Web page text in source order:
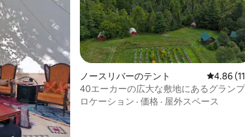
ノースリバーのテント レビュ
4.86
40エーカーの広大な敷地にあるグランプ
ベルニス
ロケーション · 価格 · 屋外スペース